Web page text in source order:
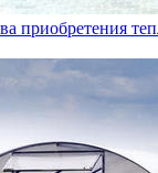
приобретения